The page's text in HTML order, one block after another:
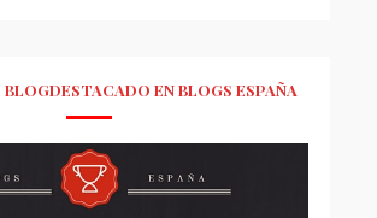
EN BLOGS ESPAÑA